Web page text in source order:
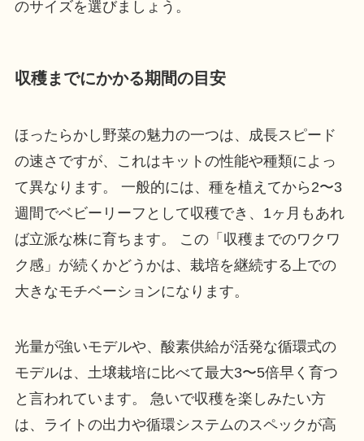
のサイズを選びましょう。
収穫までにかかる期間の目安
ほったらかし野菜の魅力の一つは、成長スピード
の速さですが、これはキットの性能や種類によっ
て異なります。 一般的には、種を植えてから2〜3
週間でベビーリーフとして収穫でき、1ヶ月もあれ
ば立派な株に育ちます。 この「収穫までのワクワ
ク感」が続くかどうかは、栽培を継続する上での
大きなモチベーションになります。
光量が強いモデルや、酸素供給が活発な循環式の
モデルは、土壌栽培に比べて最大3〜5倍早く育つ
と言われています。 急いで収穫を楽しみたい方
は、ライトの出力や循環システムのスペックが高